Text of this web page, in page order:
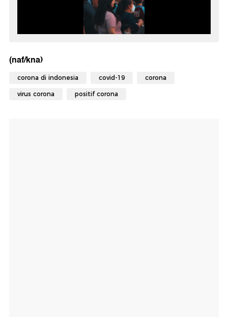
(naf/kna)
corona di indonesia covid-19 corona
virus corona positif corona